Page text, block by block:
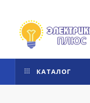
КАТАЛОГ